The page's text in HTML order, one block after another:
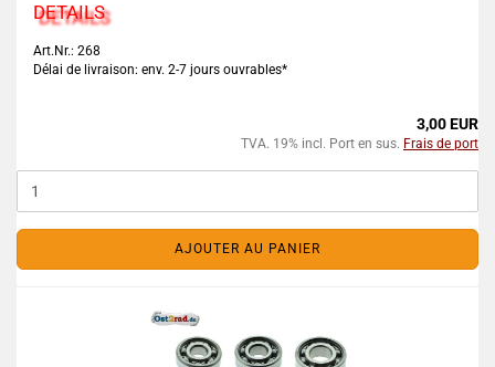
DETAILS
Art.Nr.: 268
Délai de livraison: env. 2-7 jours ouvrables*
3,00 EUR
TVA. 19% incl. Port en sus. Frais de port
AJOUTER AU PANIER